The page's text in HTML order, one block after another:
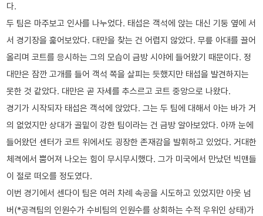
다.
두 팀은 마주보고 인사를 나누었다. 태섭은 객석에 앉는 대신 기둥 옆에 서
서 경기장을 훑어보았다. 대만을 찾는 건 어렵지 않았다. 무릎 아대를 끌어
올리며 코트를 응시하는 그의 모습이 금방 시야에 들어왔기 때문이다. 정
대만은 잠깐 고개를 들어 객석 쪽을 살피는 듯했지만 태섭을 발견하지는
못한 것 같았다. 대만은 곧 자세를 추스르고 코트 중앙으로 나왔다.
경기가 시작되자 태섭은 객석에 앉았다. 그는 두 팀에 대해서 아는 바가 거
의 없었지만 상대가 골밑이 강한 팀이라는 건 금방 알아보았다. 아까 눈에
들어왔던 센터가 코트 위에서도 굉장한 존재감을 발휘하고 있었다. 거대한
체격에서 뿜어져 나오는 힘이 무시무시했다. 그가 미국에서 만났던 빅맨들
이 절로 떠오를 정도였다.
이번 경기에서 센다이 팀은 여러 차례 속공을 시도하고 있었지만 아웃 넘
버(*공격팀의 인원수가 수비팀의 인원수를 상회하는 수적 우위인 상태)가